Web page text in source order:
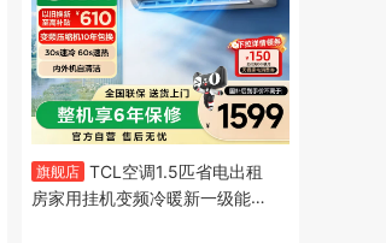
旗舰店 TCL空调1.5匹省电出租
房家用挂机变频冷暖新一级能效